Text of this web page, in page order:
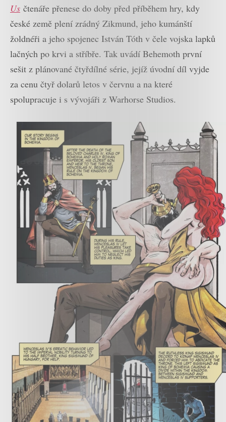
Us čtenáře přenese do doby před příběhem hry, kdy
české země plení zrádný Zikmund, jeho kumánští
žoldnéři a jeho spojenec István Tóth v čele vojska lapků
lačných po krvi a stříbře. Tak uvádí Behemoth první
sešit z plánované čtyřdílné série, jejíž úvodní díl vyjde
za cenu čtyř dolarů letos v červnu a na které
spolupracuje i s vývojáři z Warhorse Studios.